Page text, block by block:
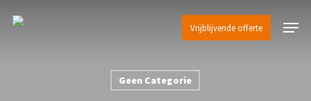
Vrijblijvende offerte Menu
Geen Categorie